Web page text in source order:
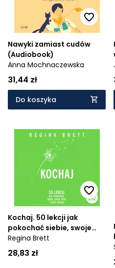
Nawyki zamiast cudów
(Audiobook)
Anna Mochnaczewska
31,44 zł
Do koszyka
Kochaj. 50 lekcji jak
pokochać siebie, swoje
życie i ludzi wokół
Regina Brett
28,83 zł